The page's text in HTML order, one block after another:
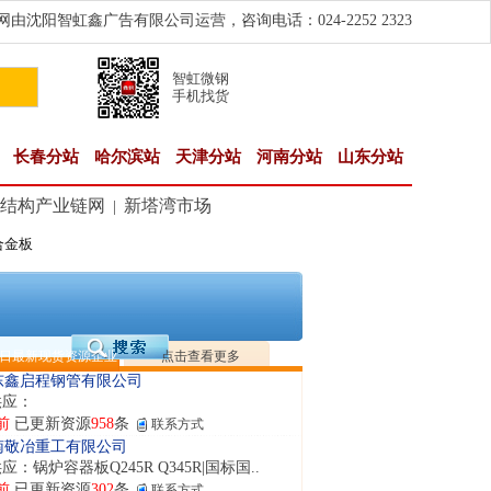
由沈阳智虹鑫广告有限公司运营，咨询电话：024-2252 2323
智虹微钢
手机找货
长春分站 哈尔滨站 天津分站 河南分站 山东分站
构产业链网 新塔湾市场
金板
最新现货资源企业 点击查看更多
钢管制造有限公司
：无缝管|合金管|圆钢|精密光亮管|马氏体..
：低合金板|高强度板|Z向板|
已更新资源254条 联系方式
鑫启程钢管有限公司
：
已更新资源958条 联系方式
敬冶重工有限公司
：锅炉容器板Q245R Q345R|国标国..